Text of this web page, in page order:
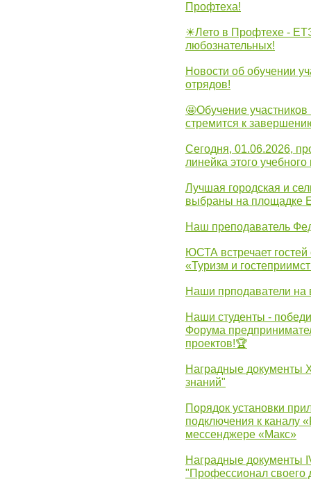
Профтеха!
☀Лето в Профтехе -
любознательных!
Новости об обучении
отрядов!
🤩Обучение участников
стремится к
Сегодня, 01.06.2026,
линейка этого учебного
Лучшая городская и
выбраны на площадке
Наш преподаватель
ЮСТА встречает гостей
«Туризм и
Наши прподаватели
Наши студенты -
Форума
проектов!🏆
Наградные документы
знаний"
Порядок установки
подключения к каналу
мессенджере «Макс»
Наградные документы
"Профессионал своего